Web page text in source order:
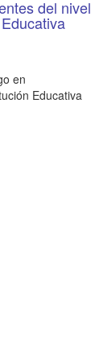
del nivel
en
Educativa